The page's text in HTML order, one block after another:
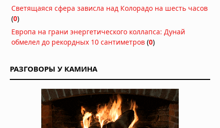
Басаджаун: повелитель лесов,
металлургии
Вчера в 07:00
переживших апокалипсис
Антарктида, инопланетяне и
звёздные врата: загадки ледяного
континента
Светящаяся сфера зависла над Колорадо на шесть часов
(0)
Европа на грани энергетического коллапса: Дунай
обмелел до рекордных 10 сантиметров (0)
РАЗГОВОРЫ У КАМИНА